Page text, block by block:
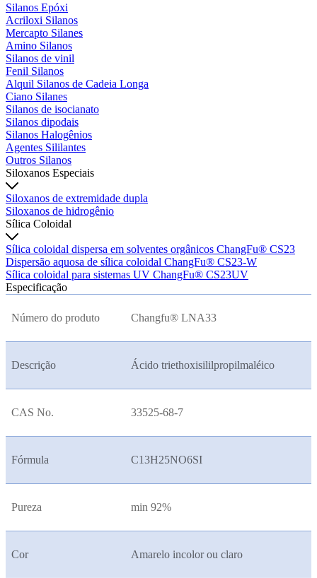
Silanos Epóxi
Acriloxi Silanos
Mercapto Silanes
Amino Silanos
Silanos de vinil
Fenil Silanos
Alquil Silanos de Cadeia Longa
Ciano Silanes
Silanos de isocianato
Silanos dipodais
Silanos Halogênios
Agentes Sililantes
Outros Silanos
Siloxanos Especiais
Siloxanos de extremidade dupla
Siloxanos de hidrogênio
Sílica Coloidal
Sílica coloidal dispersa em solventes orgânicos ChangFu® CS23
Dispersão aquosa de sílica coloidal ChangFu® CS23-W
Sílica coloidal para sistemas UV ChangFu® CS23UV
Especificação
Número do produto Changfu® LNA33
Descrição Ácido triethoxisililpropilmaléico
CAS No. 33525-68-7
Fórmula C13H25NO6SI
Pureza min 92%
Cor Amarelo incolor ou claro